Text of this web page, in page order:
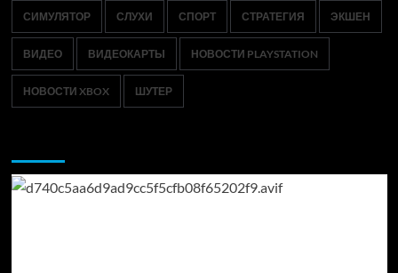
СИМУЛЯТОР СЛУХИ СПОРТ СТРАТЕГИЯ ЭКШЕН
ВИДЕО ВИДЕОКАРТЫ НОВОСТИ PLAYSTATION
НОВОСТИ XBOX ШУТЕР